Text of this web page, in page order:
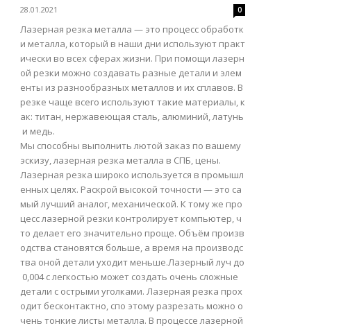
28.01.2021 0
Лазерная резка металла — это процесс обработк
и металла, который в наши дни используют практ
ически во всех сферах жизни. При помощи лазерн
ой резки можно создавать разные детали и элем
енты из разнообразных металлов и их сплавов. В
резке чаще всего используют такие материалы, к
ак: титан, нержавеющая сталь, алюминий, латунь
и медь.
Мы способны выполнить лютой заказ по вашему
эскизу, лазерная резка металла в СПБ, цены.
Лазерная резка широко используется в промышл
енных целях. Раскрой высокой точности — это са
мый лучший аналог, механической. К тому же про
цесс лазерной резки контролирует компьютер, ч
то делает его значительно проще. Объём произв
одства становятся больше, а время на производс
тва оной детали уходит меньше.Лазерный луч до
0,004 с легкостью может создать очень сложные
детали с острыми уголками. Лазерная резка прох
одит бесконтактно, спо этому разрезать можно о
чень тонкие листы металла. В процессе лазерной